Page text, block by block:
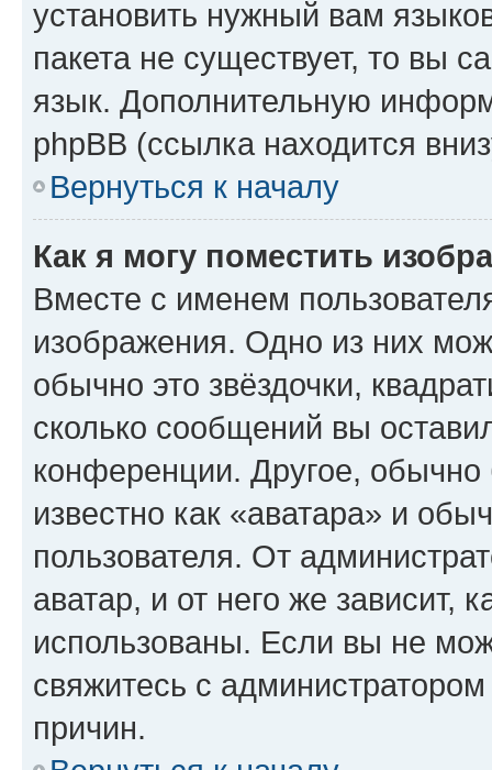
установить нужный вам
пакета не существует, то вы
язык. Дополнительную
phpBB (ссылка находится
Вернуться к началу
Как я могу поместить
Вместе с именем
изображения. Одно из них
обычно это звёздочки,
сколько сообщений вы
конференции. Другое,
известно как «аватара» и
пользователя. От
аватар, и от него же зависит,
использованы. Если вы не
свяжитесь с
причин.